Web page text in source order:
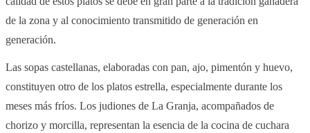
de la zona y al conocimiento transmitido de generación en
generación.
Las sopas castellanas, elaboradas con pan, ajo, pimentón y huevo,
constituyen otro de los platos estrella, especialmente durante los
meses más fríos. Los judiones de La Granja, acompañados de
chorizo y morcilla, representan la esencia de la cocina de cuchara